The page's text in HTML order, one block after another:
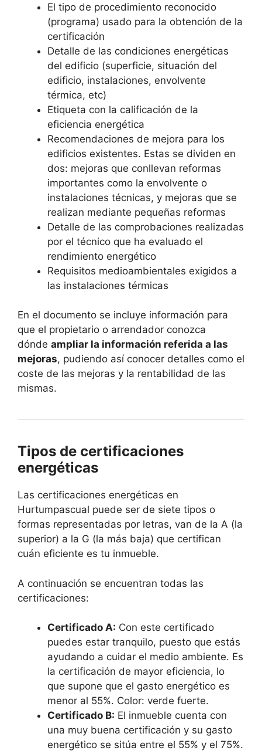
El tipo de procedimiento reconocido
(programa) usado para la obtención de la
certificación
Detalle de las condiciones energéticas
del edificio (superficie, situación del
edificio, instalaciones, envolvente
térmica, etc)
Etiqueta con la calificación de la
eficiencia energética
Recomendaciones de mejora para los
edificios existentes. Estas se dividen en
dos: mejoras que conllevan reformas
importantes como la envolvente o
instalaciones técnicas, y mejoras que se
realizan mediante pequeñas reformas
Detalle de las comprobaciones realizadas
por el técnico que ha evaluado el
rendimiento energético
Requisitos medioambientales exigidos a
las instalaciones térmicas
En el documento se incluye información para
que el propietario o arrendador conozca
dónde ampliar la información referida a las
mejoras, pudiendo así conocer detalles como el
coste de las mejoras y la rentabilidad de las
mismas.
Tipos de certificaciones
energéticas
Las certificaciones energéticas en
Hurtumpascual puede ser de siete tipos o
formas representadas por letras, van de la A (la
superior) a la G (la más baja) que certifican
cuán eficiente es tu inmueble.
A continuación se encuentran todas las
certificaciones:
Certificado A: Con este certificado
puedes estar tranquilo, puesto que estás
ayudando a cuidar el medio ambiente. Es
la certificación de mayor eficiencia, lo
que supone que el gasto energético es
menor al 55%. Color: verde fuerte.
Certificado B: El inmueble cuenta con
una muy buena certificación y su gasto
energético se sitúa entre el 55% y el 75%.